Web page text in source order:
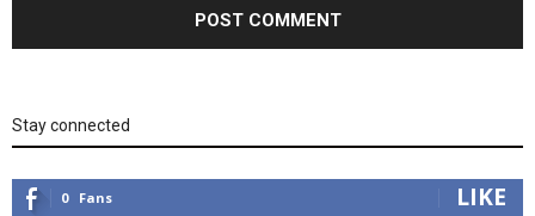
Stay connected
0 Fans LIKE